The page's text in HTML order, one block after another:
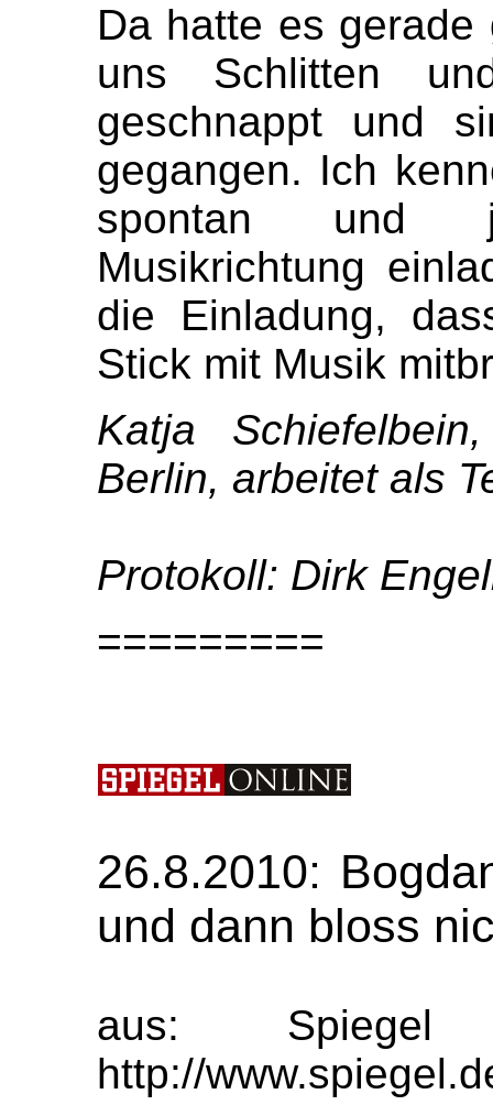
Da hatte es
uns Schlitten
geschnappt und
gegangen. Ich
spontan und
Musikrichtung
die Einladung,
Stick mit Musik
Katja
Berlin, arbeitet als
Protokoll: Dirk
=========
26.8.2010:
und dann bloss
aus: Spiegel
http://